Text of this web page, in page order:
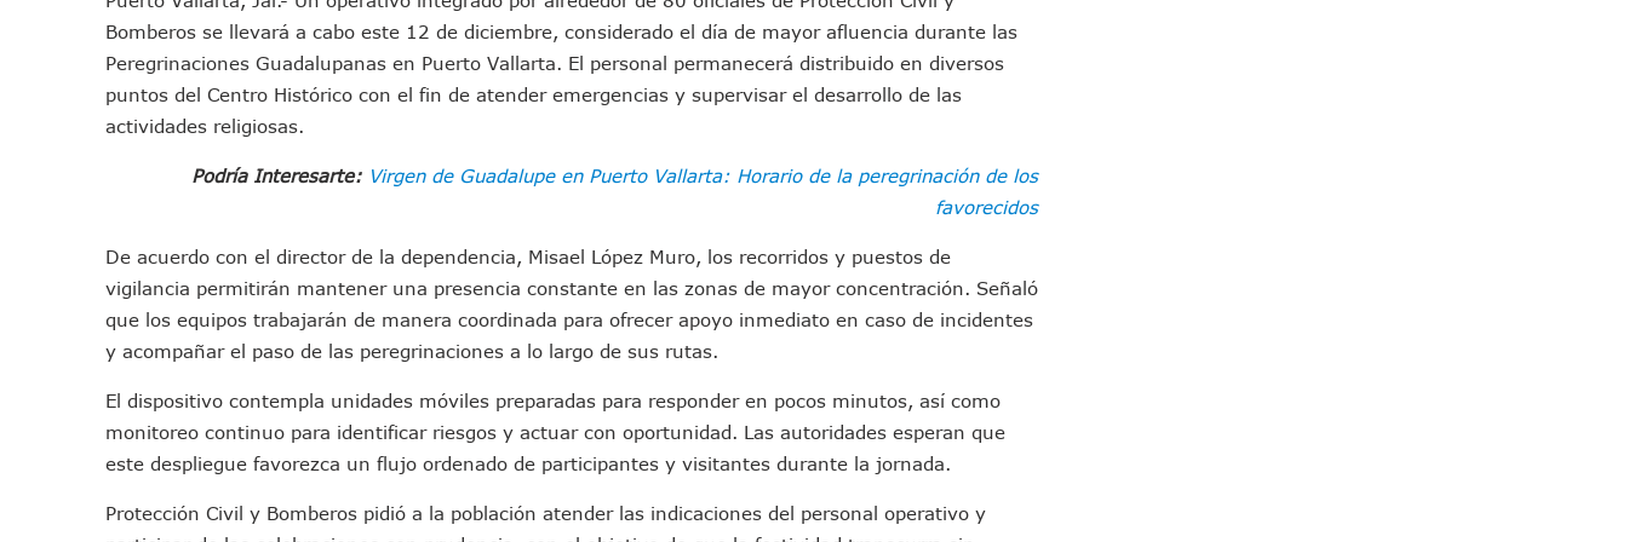
IMSS Invierte 12.6 MDP En Remodelar Urgencias Del Hospital 42 De Puerto Vallarta
En Abril 2027 Terminarán El Centro Regional De Autismo En Puerto Vallarta
Puerto Vallarta Fortalece Su Promoción En California Con Seminarios Turísticos
Nidos De Lluvia Busca Beneficiar A 100 Familias De Puerto Vallarta
Hallazgo De Yareli Colmenares Tovar Eleva A 4 Cuerpos Encontrados En El Río
Regresa A Puerto Vallarta La Premiación Nacional De La Liga Premier FMF
Ra Aguilar Acompaña A Cientos De Familias En Las Paseadas De Las Palmas 2026
Oleaje Y Riesgo Por Cocodrilos Mantienen Restricciones En Playas De Puerto Vallarta
“Kato” Supera El Abandono Y Comienza Una Nueva Vida Con Una Familia
México Necesitaba 600 Mil Empleos; Solo Generó 262 Mil En Seis Meses: Coparmex
Poderoso Terremoto Destruye Edificios Y Puentes En Japón (VIDEOS)
ATM Incorpora 20 Nuevos Camiones Al Corredor Bahía De Banderas–Puerto Vallarta
Bomberos se llevará a cabo este 12 de diciembre, considerado el día de mayor afluencia durante las
Peregrinaciones Guadalupanas en Puerto Vallarta. El personal permanecerá distribuido en diversos
puntos del Centro Histórico con el fin de atender emergencias y supervisar el desarrollo de las
actividades religiosas.
Podría Interesarte: Virgen de Guadalupe en Puerto Vallarta: Horario de la peregrinación de los
favorecidos
De acuerdo con el director de la dependencia, Misael López Muro, los recorridos y puestos de
vigilancia permitirán mantener una presencia constante en las zonas de mayor concentración. Señaló
que los equipos trabajarán de manera coordinada para ofrecer apoyo inmediato en caso de incidentes
y acompañar el paso de las peregrinaciones a lo largo de sus rutas.
El dispositivo contempla unidades móviles preparadas para responder en pocos minutos, así como
monitoreo continuo para identificar riesgos y actuar con oportunidad. Las autoridades esperan que
este despliegue favorezca un flujo ordenado de participantes y visitantes durante la jornada.
Protección Civil y Bomberos pidió a la población atender las indicaciones del personal operativo y